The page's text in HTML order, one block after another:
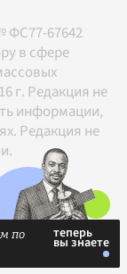
ФС77-67642
в сфере
г. Редакция не
информации,
Редакция не
с
по